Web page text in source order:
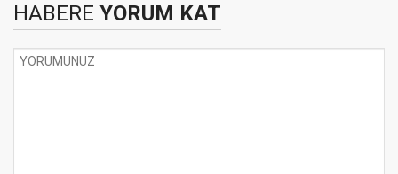
HABERE YORUM KAT